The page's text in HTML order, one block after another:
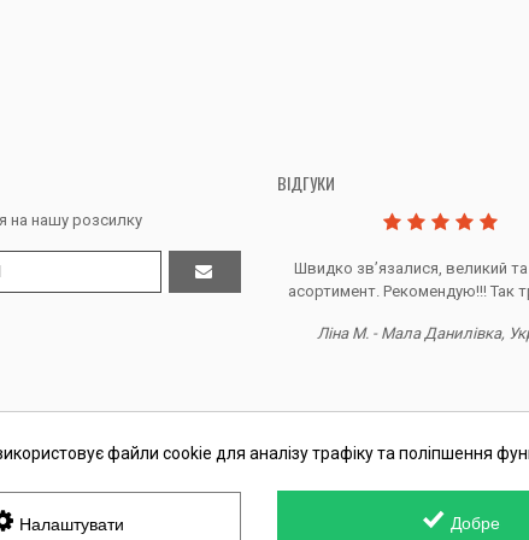
на нашу розсилку
ВІДГУКИ
за все, продавець супер.
Швидко звʼязалися, великий та
асортимент. Рекомендую!!! Так
Ліна М. - Мала Данилівка,
С.І., номер запису в ЄДР 2 673 000 0000 057597 від
файли cookie для аналізу трафіку та поліпшення
Добре
Налаштувати